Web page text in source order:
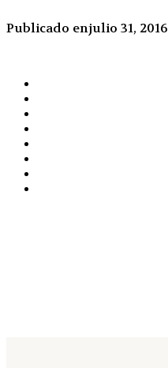
Publicado enjulio 31, 2016